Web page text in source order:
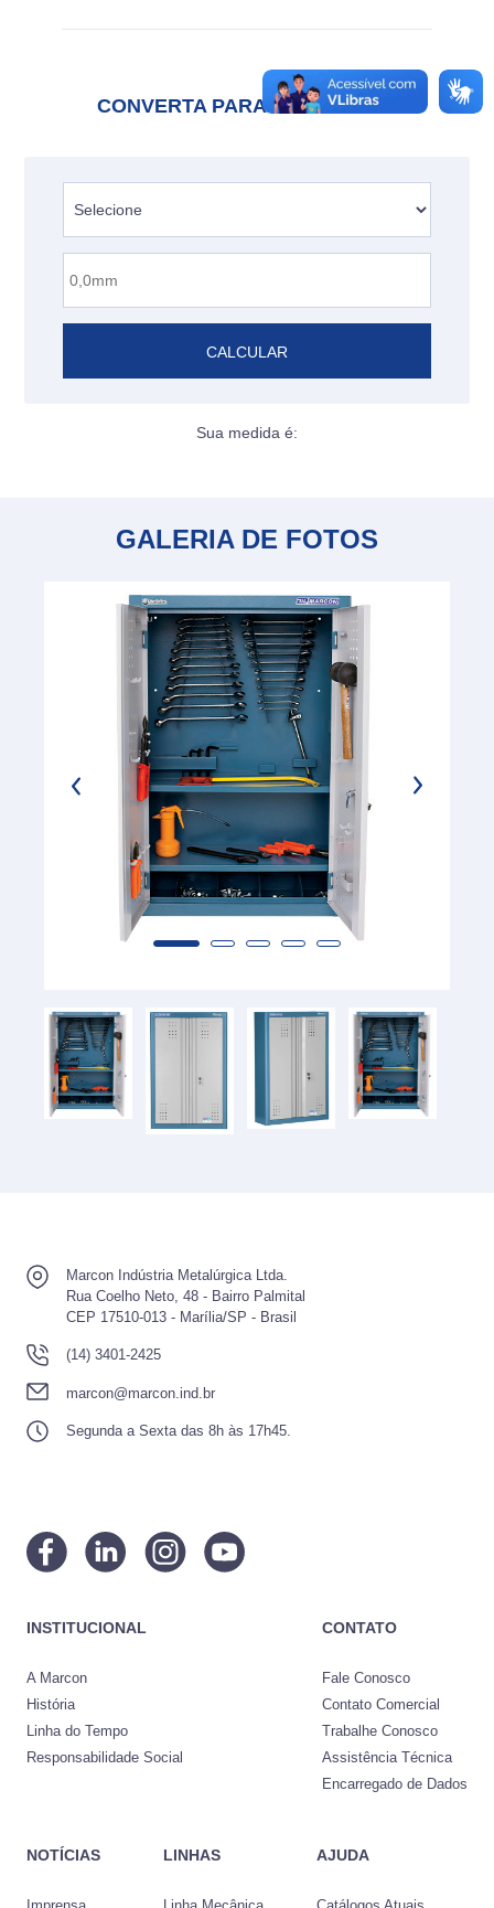
CONVERTA PARA POLEGADAS
CALCULAR
Sua medida é:
GALERIA DE FOTOS
Marcon Indústria Metalúrgica Ltda.
Rua Coelho Neto, 48 - Bairro Palmital
CEP 17510-013 - Marília/SP - Brasil
(14) 3401-2425
marcon@marcon.ind.br
Segunda a Sexta das 8h às 17h45.
INSTITUCIONAL
A Marcon
História
Linha do Tempo
Responsabilidade Social
CONTATO
Fale Conosco
Contato Comercial
Trabalhe Conosco
Assistência Técnica
Encarregado de Dados
NOTÍCIAS LINHAS AJUDA